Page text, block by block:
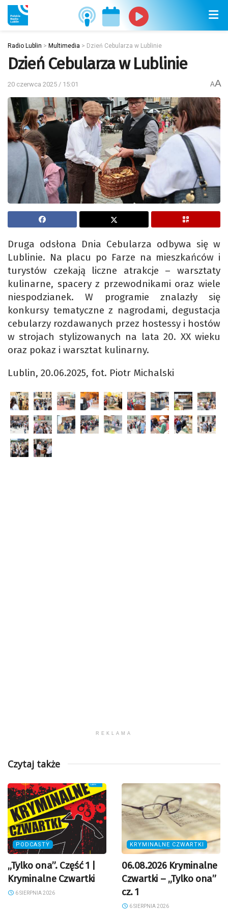
Radio Lublin > Multimedia > Dzień Cebularza w Lublinie
Dzień Cebularza w Lublinie
20 czerwca 2025 / 15:01 AA
Druga odsłona Dnia Cebularza odbywa się w
Lublinie. Na placu po Farze na mieszkańców i
turystów czekają liczne atrakcje – warsztaty
kulinarne, spacery z przewodnikami oraz wiele
niespodzianek. W programie znalazły się
konkursy tematyczne z nagrodami, degustacja
cebularzy rozdawanych przez hostessy i hostów
w strojach stylizowanych na lata 20. XX wieku
oraz pokaz i warsztat kulinarny.
Lublin, 20.06.2025, fot. Piotr Michalski
REKLAMA
Czytaj także
PODCASTY
„Tylko ona”. Część 1 |
Kryminalne Czwartki
6 SIERPNIA 2026
KRYMINALNE CZWARTKI
06.08.2026 Kryminalne
Czwartki – „Tylko ona”
cz. 1
6 SIERPNIA 2026